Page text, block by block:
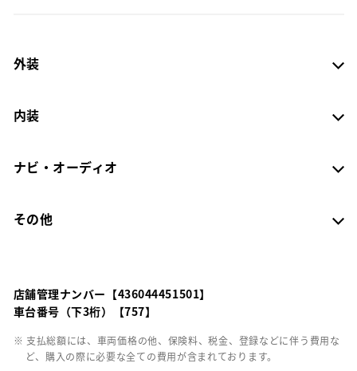
外装
内装
ナビ・オーディオ
その他
店舗管理ナンバー【436044451501】
車台番号（下3桁）【757】
※ 支払総額には、車両価格の他、保険料、税金、登録などに伴う費用な
ど、購入の際に必要な全ての費用が含まれております。